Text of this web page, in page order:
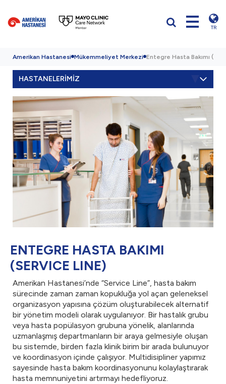
TR
Amerikan Hastanesi Mükemmeliyet Merkezi Entegre Hasta Bakımı
HASTANELERİMİZ
ENTEGRE HASTA BAKIMI
(SERVICE LINE)
Amerikan Hastanesi’nde “Service Line”, hasta bakım
sürecinde zaman zaman kopukluğa yol açan geleneksel
organizasyon yapısına çözüm oluşturabilecek alternatif
bir yönetim modeli olarak uygulanıyor. Bir hastalık grubu
veya hasta popülasyon grubuna yönelik, alanlarında
uzmanlaşmış departmanların bir araya gelmesiyle oluşan
bu sistemde, birden fazla klinik birim bir arada bulunuyor
ve koordinasyon içinde çalışıyor. Multidisipliner yapımız
sayesinde hasta bakım koordinasyonunu kolaylaştırarak
hasta memnuniyetini artırmayı hedefliyoruz.